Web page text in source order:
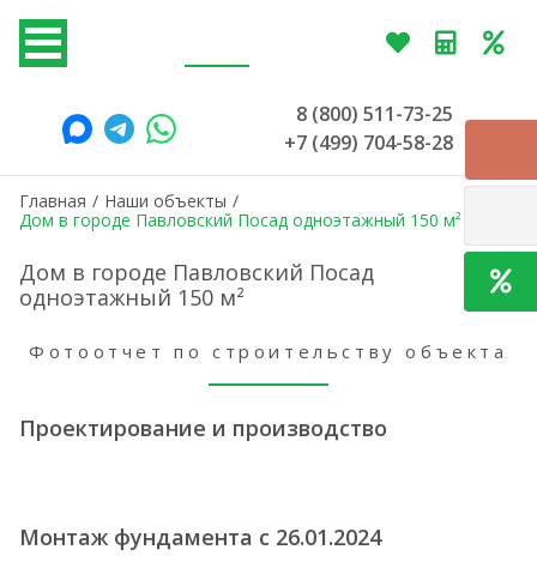
8 (800) 511-73-25
+7 (499) 704-58-28
Главная / Наши объекты /
Дом в городе Павловский Посад одноэтажный 150 м²
Дом в городе Павловский Посад
одноэтажный 150 м²
Фотоотчет по строительству объекта
Проектирование и производство
Монтаж фундамента с 26.01.2024